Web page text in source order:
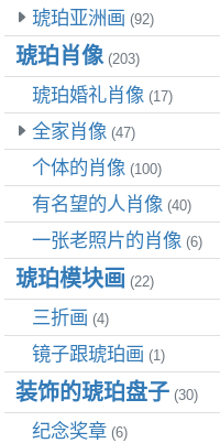
琥珀亚洲画 (92)
琥珀肖像(203)
琥珀婚礼肖像 (17)
全家肖像 (47)
个体的肖像 (100)
有名望的人肖像 (40)
一张老照片的肖像 (6)
琥珀模块画 (22)
三折画 (4)
镜子跟琥珀画 (1)
装饰的琥珀盘子 (30)
纪念奖章 (6)